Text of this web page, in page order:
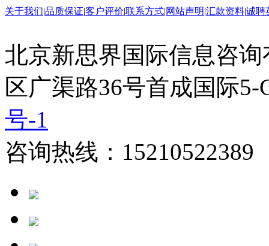
关于我们|品质保证|客户评价|联系方式|网站声明|汇款资料|诚聘
北京新思界国际信息咨
区广渠路36号首成国际
号-1
咨询热线：